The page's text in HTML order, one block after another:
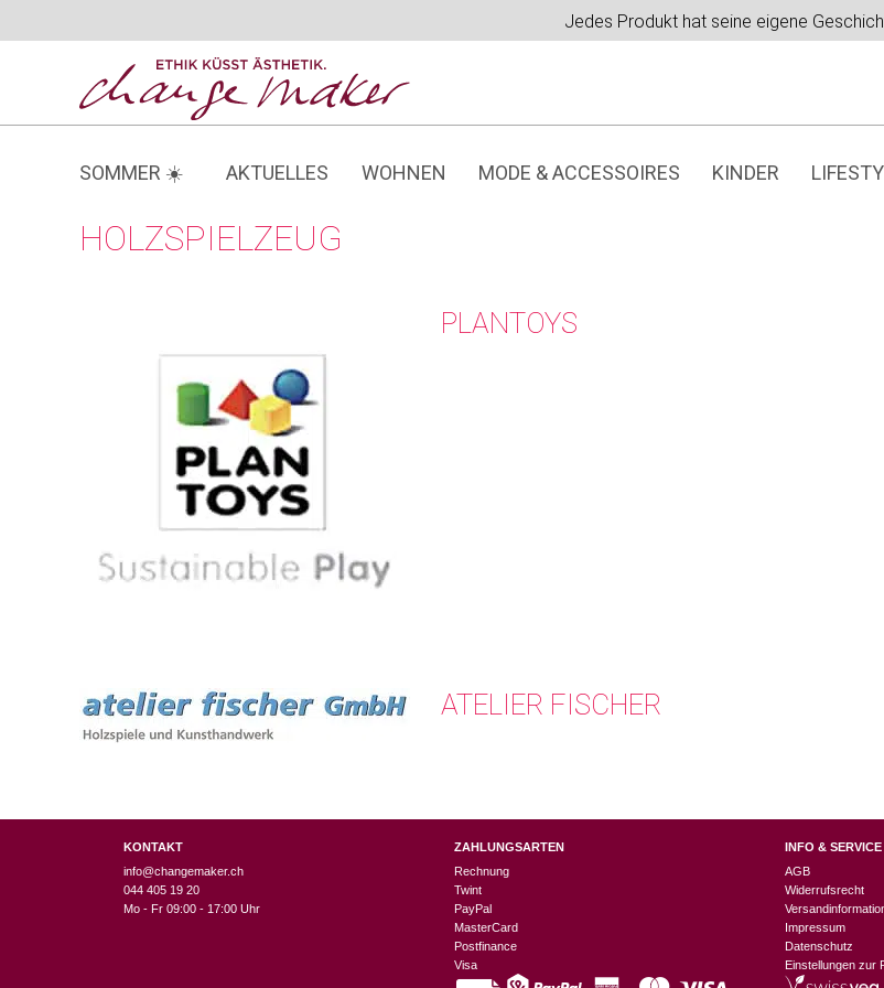
Jedes Produkt hat seine eigene
SOMMER ☀️ AKTUELLES WOHNEN MODE & ACCESSOIRES KINDER
HOLZSPIELZEUG
PLANTOYS
ATELIER FISCHER
KONTAKT
info@changemaker.ch
044 405 19 20
Mo - Fr 09:00 - 17:00 Uhr
ZAHLUNGSARTEN
Rechnung
Twint
PayPal
MasterCard
Postfinance
Visa
INFO & SERVICE
AGB
Widerrufsrecht
Impressum
Datenschutz
Einstellungen zur